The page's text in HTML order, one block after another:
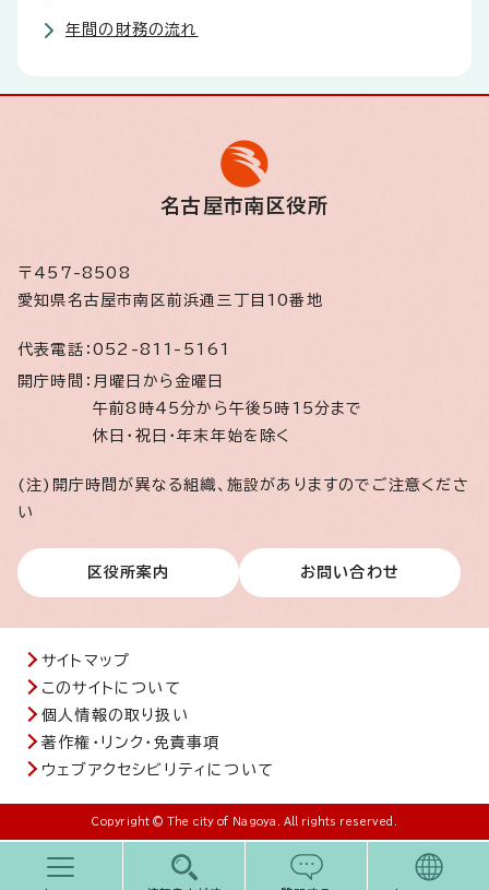
年間の財務の流れ
名古屋市南区役所
〒457-8508
愛知県名古屋市南区前浜通三丁目10番地
代表電話： 052-811-5161
開庁時間： 月曜日から金曜日
午前8時45分から午後5時15分まで
休日・祝日・年末年始を除く
(注)開庁時間が異なる組織、施設がありますのでご注意くださ
い
区役所案内 お問い合わせ
サイトマップ
このサイトについて
個人情報の取り扱い
著作権・リンク・免責事項
ウェブアクセシビリティについて
Copyright © The city of Nagoya. All rights reserved.